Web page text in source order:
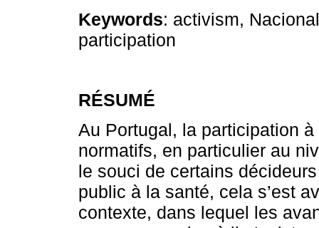
Keywords: activism,
participation
RÉSUMÉ
Au Portugal, la participation
normatifs, en particulier au
le souci de certains
public à la santé, cela s’est
contexte, dans lequel les